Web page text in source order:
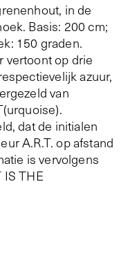
in de
Basis: 200 cm;
150 graden.
vertoont op drie
azuur,
van
dat de initialen
A.R.T. op afstand
is vervolgens
IS THE